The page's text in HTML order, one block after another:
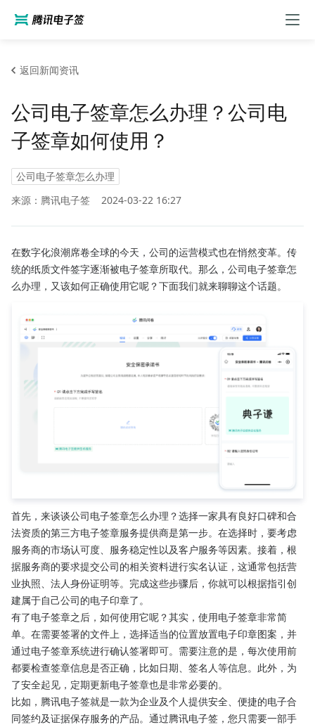
返回新闻资讯
公司电子签章怎么办理？公司电
子签章如何使用？
公司电子签章怎么办理
来源：腾讯电子签
2024-03-22 16:27
在数字化浪潮席卷全球的今天，公司的运营模式也在悄然变革。传
统的纸质文件签字逐渐被电子签章所取代。那么，公司电子签章怎
么办理，又该如何正确使用它呢？下面我们就来聊聊这个话题。
首先，来谈谈公司电子签章怎么办理？选择一家具有良好口碑和合
法资质的第三方电子签章服务提供商是第一步。在选择时，要考虑
服务商的市场认可度、服务稳定性以及客户服务等因素。接着，根
据服务商的要求提交公司的相关资料进行实名认证，这通常包括营
业执照、法人身份证明等。完成这些步骤后，你就可以根据指引创
建属于自己公司的电子印章了。
有了电子签章之后，如何使用它呢？其实，使用电子签章非常简
单。在需要签署的文件上，选择适当的位置放置电子印章图案，并
通过电子签章系统进行确认签署即可。需要注意的是，每次使用前
都要检查签章信息是否正确，比如日期、签名人等信息。此外，为
了安全起见，定期更新电子签章也是非常必要的。
比如，腾讯电子签就是一款为企业及个人提供安全、便捷的电子合
同签约及证据保存服务的产品。通过腾讯电子签，您只需要一部手